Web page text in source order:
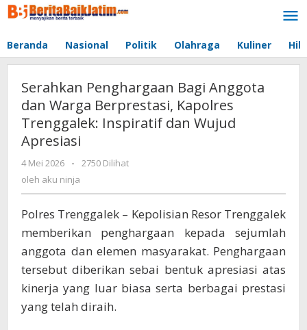
Lewati
ke
Beranda Nasional Politik Olahraga Kuliner
Serahkan Penghargaan Bagi Anggota
dan Warga Berprestasi, Kapolres
Trenggalek: Inspiratif dan Wujud
Apresiasi
4 Mei 2026
oleh
aku
ninja
-
2750 Dilihat
oleh aku ninja
Polres Trenggalek – Kepolisian Resor Trenggalek
memberikan penghargaan kepada sejumlah
anggota dan elemen masyarakat. Penghargaan
tersebut diberikan sebai bentuk apresiasi atas
kinerja yang luar biasa serta berbagai prestasi
yang telah diraih.